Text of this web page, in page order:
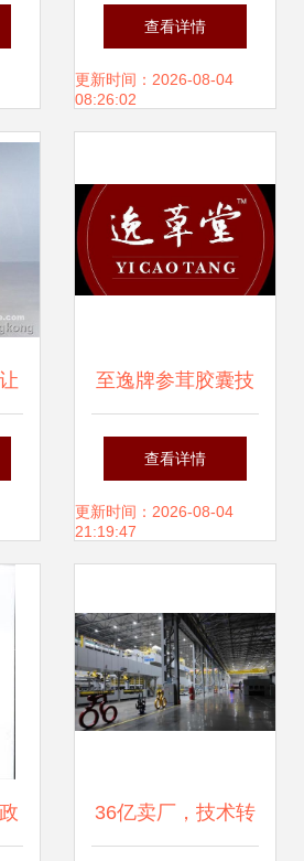
上光蜡生产技术配
方转让指南
查看详情
更新时间：2026-08-04
08:26:02
至逸牌参茸胶囊技
术转让项目分析
查看详情
更新时间：2026-08-04
21:19:47
36亿卖厂，技术转